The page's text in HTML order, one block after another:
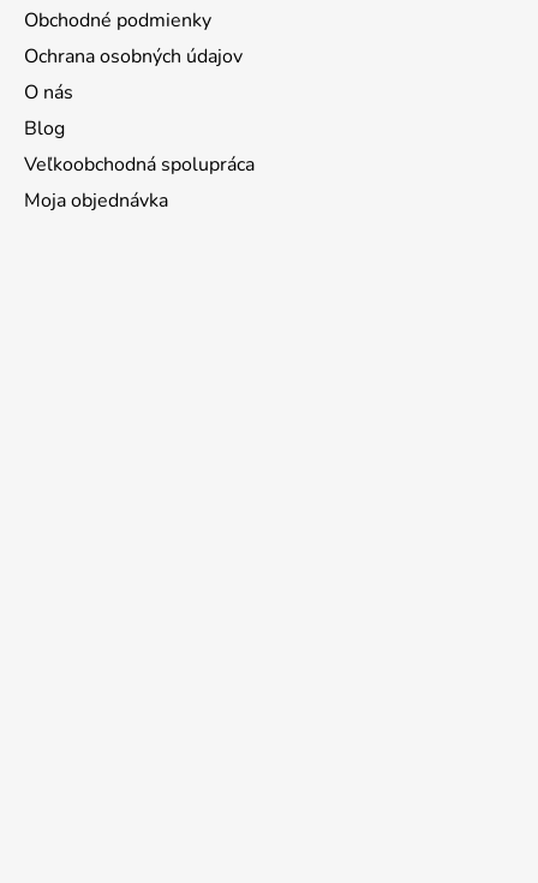
Obchodné podmienky
Ochrana osobných údajov
O nás
Blog
Veľkoobchodná spolupráca
Moja objednávka